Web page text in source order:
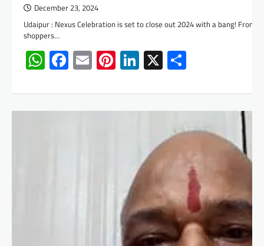
December 23, 2024
Udaipur : Nexus Celebration is set to close out 2024 with a bang! From
shoppers…
WhatsApp
Facebook
EmailPinterest
LinkedIn
X